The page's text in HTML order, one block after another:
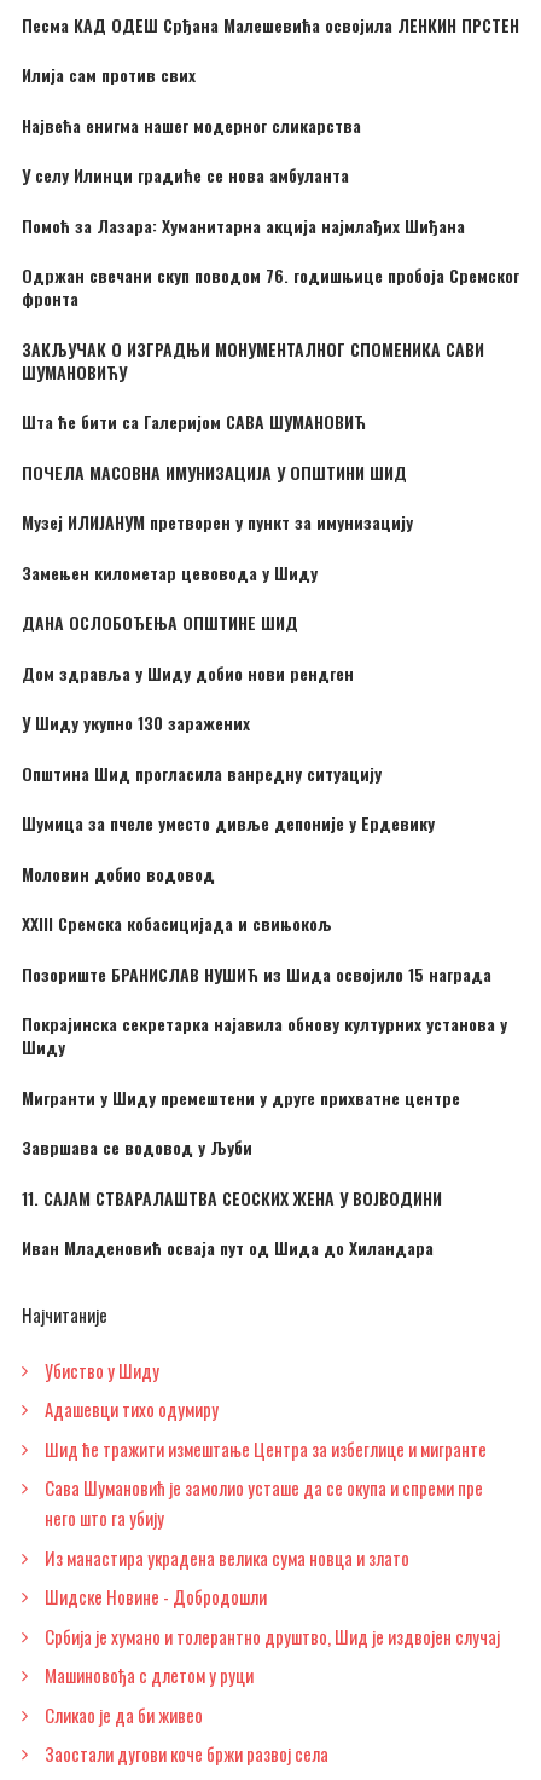
Песма КАД ОДЕШ Срђана Малешевића освојила ЛЕНКИН ПРСТЕН
Илија сам против свих
Највећа енигма нашег модерног сликарства
У селу Илинци градиће се нова амбуланта
Помоћ за Лазара: Хуманитарна акција најмлађих Шиђана
Одржан свечани скуп поводом 76. годишњице пробоја Сремског
фронта
ЗАКЉУЧАК О ИЗГРАДЊИ МОНУМЕНТАЛНОГ СПОМЕНИКА САВИ
ШУМАНОВИЋУ
Шта ће бити са Галеријом САВА ШУМАНОВИЋ
ПОЧЕЛА МАСОВНА ИМУНИЗАЦИЈА У ОПШТИНИ ШИД
Музеј ИЛИЈАНУМ претворен у пункт за имунизацију
Замењен километар цевовода у Шиду
ДАНА ОСЛОБОЂЕЊА ОПШТИНЕ ШИД
Дом здравља у Шиду добио нови рендген
У Шиду укупно 130 заражених
Општина Шид прогласила ванредну ситуацију
Шумица за пчеле уместо дивље депоније у Ердевику
Моловин добио водовод
XXIII Сремска кобасицијада и свињокољ
Позориште БРАНИСЛАВ НУШИЋ из Шида освојило 15 награда
Покрајинска секретарка најавила обнову културних установа у
Шиду
Мигранти у Шиду премештени у друге прихватне центре
Завршава се водовод у Љуби
11. САЈАМ СТВАРАЛАШТВА СЕОСКИХ ЖЕНА У ВОЈВОДИНИ
Иван Младеновић осваја пут од Шида до Хиландара
Најчитаније
Убиство у Шиду
Адашевци тихо одумиру
Шид ће тражити измештање Центра за избеглице и мигранте
Сава Шумановић је замолио усташе да се окупа и спреми пре
него што га убију
Из манастира украдена велика сума новца и злато
Шидске Новине - Добродошли
Србија је хумано и толерантно друштво, Шид је издвојен случај
Машиновођа с длетом у руци
Сликао је да би живео
Заостали дугови коче бржи развој села